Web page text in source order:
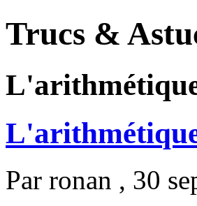
Trucs &
Par ronan , 30